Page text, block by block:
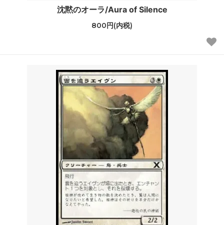
沈黙のオーラ/Aura of Silence
800円(内税)